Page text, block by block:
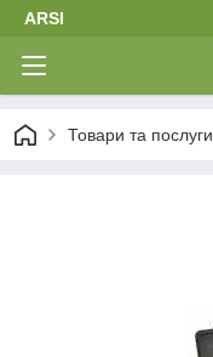
ARSI
Товари та послуги